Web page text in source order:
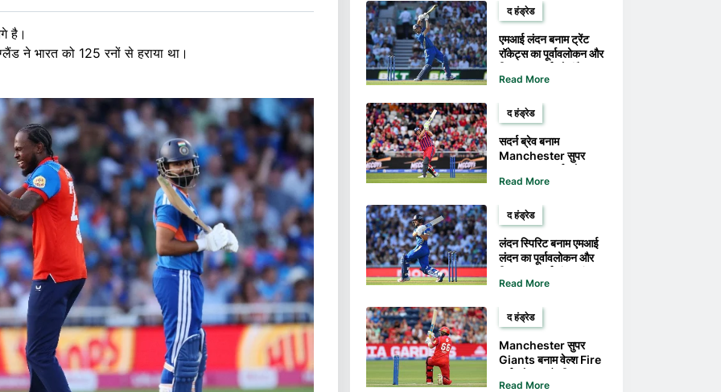
है।
ने भारत को 125 रनों से हराया था।
द हंड्रेड
एमआई लंदन बनाम ट्रेंट
रॉकेट्स का पूर्वावलोकन और
पर निर्णायक जीत का समर्थन
Read More
द हंड्रेड
सदर्न ब्रेव बनाम
Manchester सुपर
और टिप्स - सुपर Giants
हासिल करेंगे
Read More
द हंड्रेड
लंदन स्पिरिट बनाम एमआई
लंदन का पूर्वावलोकन और
स्पिरिट की मुश्किलें और
Read More
द हंड्रेड
Manchester सुपर
Giants बनाम वेल्श Fire
वेल्श Fire द हंड्रेड में अपने
Read More